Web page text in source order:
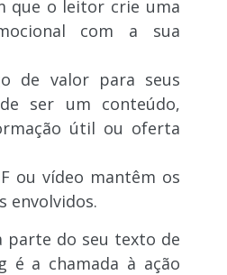
que o leitor crie uma
com a sua
de valor para seus
ser um conteúdo,
útil ou oferta
ou vídeo mantêm os
envolvidos.
parte do seu texto de
é a chamada à ação